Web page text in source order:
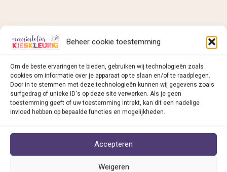
Beheer cookie toestemming
Om de beste ervaringen te bieden, gebruiken wij technologieën zoals
cookies om informatie over je apparaat op te slaan en/of te raadplegen.
Door in te stemmen met deze technologieën kunnen wij gegevens zoals
surfgedrag of unieke ID's op deze site verwerken. Als je geen
toestemming geeft of uw toestemming intrekt, kan dit een nadelige
invloed hebben op bepaalde functies en mogelijkheden.
Accepteren
Weigeren